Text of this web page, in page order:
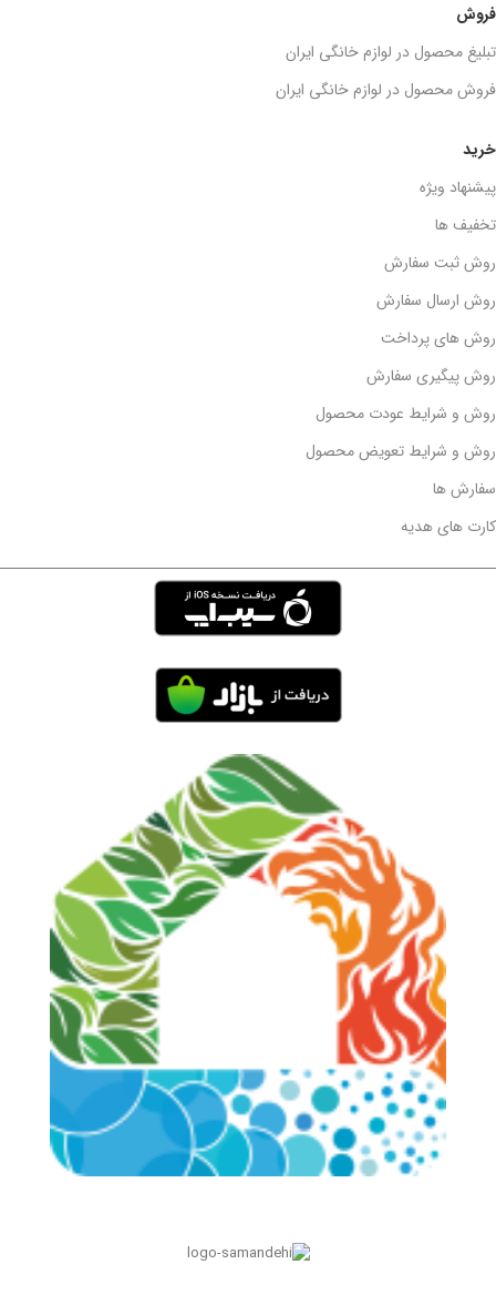
خرید
پیشنهاد ویژه
تخفیف ها
روش ثبت سفارش
روش ارسال سفارش
روش های پرداخت
روش پیگیری سفارش
روش و شرایط عودت محصول
روش و شرایط تعویض محصول
سفارش ها
کارت های هدیه
فروش
تبلیغ محصول در لوازم خانگی ایران
فروش محصول در لوازم خانگی ایران